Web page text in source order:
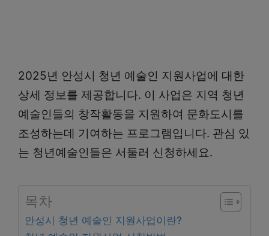
2025년 안성시 청년 예술인 지원사업에 대한
상세 정보를 제공합니다. 이 사업은 지역 청년
예술인들의 창작활동을 지원하여 문화도시를
조성하는데 기여하는 프로그램입니다. 관심 있
는 청년예술인들은 서둘러 신청하세요.
목차
안성시 청년 예술인 지원사업이란?